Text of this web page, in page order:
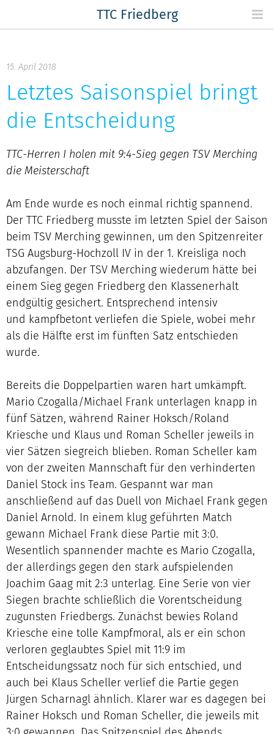
TTC Friedberg
15. April 2018
Letztes Saisonspiel bringt
die Entscheidung
TTC-Herren I holen mit 9:4-Sieg gegen TSV Merching
die Meisterschaft
Am Ende wurde es noch einmal richtig spannend.
Der TTC Friedberg musste im letzten Spiel der Saison
beim TSV Merching gewinnen, um den Spitzenreiter
TSG Augsburg-Hochzoll IV in der 1. Kreisliga noch
abzufangen. Der TSV Merching wiederum hätte bei
einem Sieg gegen Friedberg den Klassenerhalt
endgültig gesichert. Entsprechend intensiv
und kampfbetont verliefen die Spiele, wobei mehr
als die Hälfte erst im fünften Satz entschieden
wurde.
Bereits die Doppelpartien waren hart umkämpft.
Mario Czogalla/Michael Frank unterlagen knapp in
fünf Sätzen, während Rainer Hoksch/Roland
Kriesche und Klaus und Roman Scheller jeweils in
vier Sätzen siegreich blieben. Roman Scheller kam
von der zweiten Mannschaft für den verhinderten
Daniel Stock ins Team. Gespannt war man
anschließend auf das Duell von Michael Frank gegen
Daniel Arnold. In einem klug geführten Match
gewann Michael Frank diese Partie mit 3:0.
Wesentlich spannender machte es Mario Czogalla,
der allerdings gegen den stark aufspielenden
Joachim Gaag mit 2:3 unterlag. Eine Serie von vier
Siegen brachte schließlich die Vorentscheidung
zugunsten Friedbergs. Zunächst bewies Roland
Kriesche eine tolle Kampfmoral, als er ein schon
verloren geglaubtes Spiel mit 11:9 im
Entscheidungssatz noch für sich entschied, und
auch bei Klaus Scheller verlief die Partie gegen
Jürgen Scharnagl ähnlich. Klarer war es dagegen bei
Rainer Hoksch und Roman Scheller, die jeweils mit